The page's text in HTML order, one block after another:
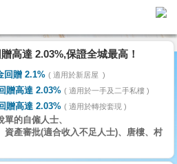
高達 2.03%,保證全城最高！
回贈 2.1% 適用於新居屋
贈高達 2.03% 適用於一手及二手私樓
贈高達 2.03% 適用於轉按套現
單的自僱人士、
資產審批(適合收入不足人士)、唐樓、村